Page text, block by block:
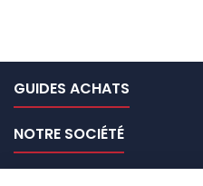
GUIDES ACHATS
NOTRE SOCIÉTÉ